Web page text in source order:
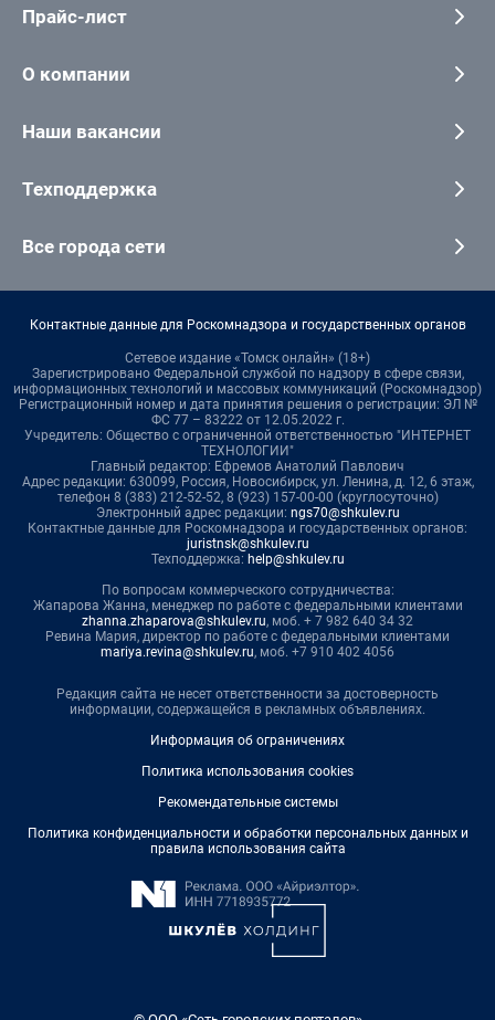
Прайс-лист
О компании
Наши вакансии
Техподдержка
Все города сети
Контактные данные для Роскомнадзора и государственных органов
Сетевое издание «Томск онлайн» (18+)
Зарегистрировано Федеральной службой по надзору в сфере связи,
информационных технологий и массовых коммуникаций (Роскомнадзор)
Регистрационный номер и дата принятия решения о регистрации: ЭЛ №
ФС 77 – 83222 от 12.05.2022 г.
Учредитель: Общество с ограниченной ответственностью "ИНТЕРНЕТ
ТЕХНОЛОГИИ"
Главный редактор: Ефремов Анатолий Павлович
Адрес редакции: 630099, Россия, Новосибирск, ул. Ленина, д. 12, 6 этаж,
телефон 8 (383) 212-52-52, 8 (923) 157-00-00 (круглосуточно)
Электронный адрес редакции: ngs70@shkulev.ru
Контактные данные для Роскомнадзора и государственных органов:
juristnsk@shkulev.ru
Техподдержка: help@shkulev.ru
По вопросам коммерческого сотрудничества:
Жапарова Жанна, менеджер по работе с федеральными клиентами
zhanna.zhaparova@shkulev.ru, моб. + 7 982 640 34 32
Ревина Мария, директор по работе с федеральными клиентами
mariya.revina@shkulev.ru, моб. +7 910 402 4056
Редакция сайта не несет ответственности за достоверность
информации, содержащейся в рекламных объявлениях.
Информация об ограничениях
Политика использования cookies
Рекомендательные системы
Политика конфиденциальности и обработки персональных данных и
правила использования сайта